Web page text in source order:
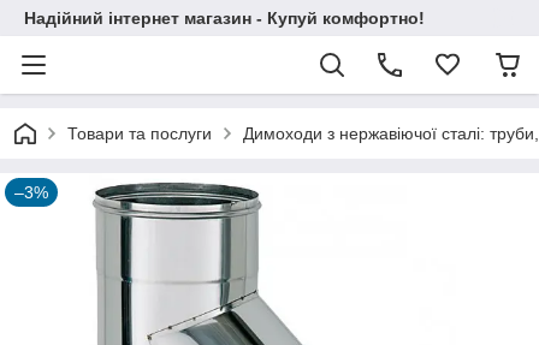
Надійний інтернет магазин - Купуй комфортно!
Товари та послуги Димоходи з нержавіючої сталі:
–3%